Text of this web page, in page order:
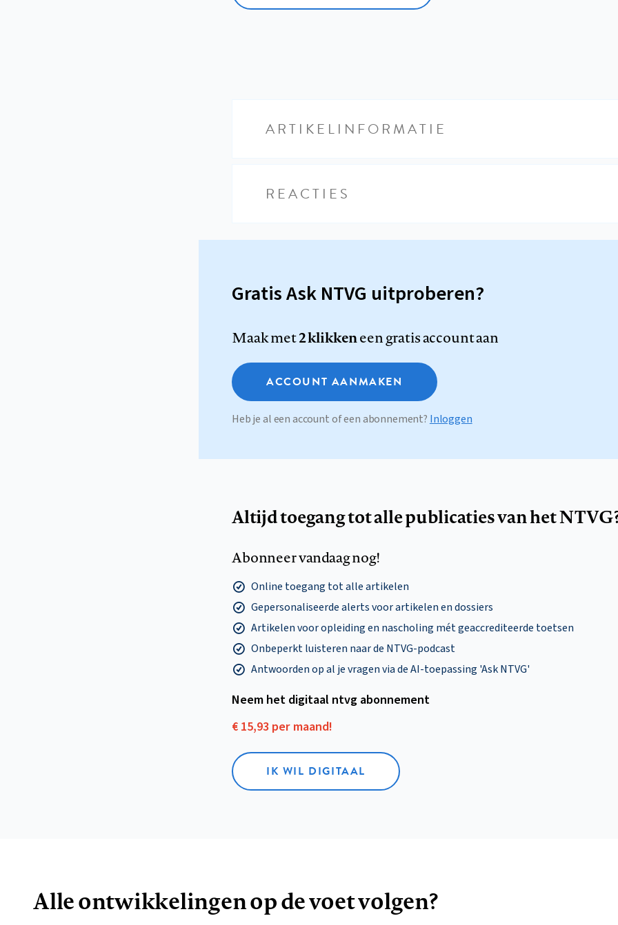
ARTIKELINFORMATIE
REACTIES
Gratis Ask NTVG uitproberen?
Maak met2 klikkeneen gratis account aan
ACCOUNT AANMAKEN
Heb je al een account of een abonnement? Inloggen
Altijd toegang tot alle publicaties van het
Abonneer vandaag nog!
Online toegang tot alle artikelen
Gepersonaliseerde alerts voor artikelen en dossiers
Artikelen voor opleiding en nascholing mét geaccrediteerde toetsen
Onbeperkt luisteren naar de NTVG-podcast
Antwoorden op al je vragen via de AI-toepassing 'Ask NTVG'
Neem het digitaal ntvg abonnement
€ 15,93 per maand!
IK WIL DIGITAAL
Alle ontwikkelingen op de voet volgen?